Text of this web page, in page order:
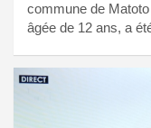
commune de
âgée de 12 ans, a